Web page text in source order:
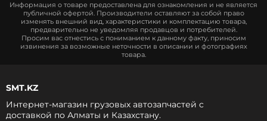
Информация о товаре предоставлена для ознакомления и не является
публичной офертой. Производители оставляют за собой право
изменять внешний вид, характеристики и комплектацию товара,
предварительно не уведомляя продавцов и потребителей.
Просим вас отнестись с пониманием к данному факту, приносим
извинения за возможные неточности в описании и фотографиях
товара.
SMT.KZ
Интернет-магазин грузовых автозапчастей c
доставкой по Алматы и Казахстану.